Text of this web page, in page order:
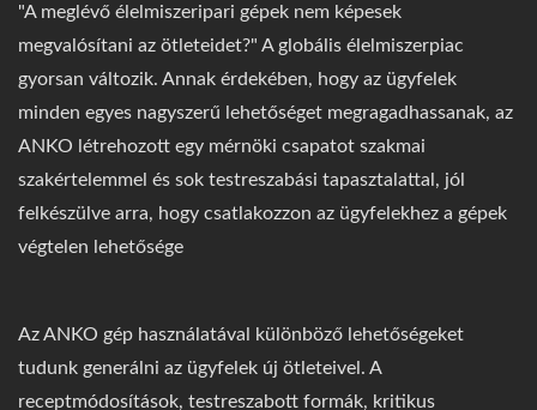
"A meglévő élelmiszeripari gépek nem képesek
megvalósítani az ötleteidet?" A globális élelmiszerpiac
gyorsan változik. Annak érdekében, hogy az ügyfelek
minden egyes nagyszerű lehetőséget megragadhassanak, az
ANKO létrehozott egy mérnöki csapatot szakmai
szakértelemmel és sok testreszabási tapasztalattal, jól
felkészülve arra, hogy csatlakozzon az ügyfelekhez a gépek
végtelen lehetősége
Az ANKO gép használatával különböző lehetőségeket
tudunk generálni az ügyfelek új ötleteivel. A
receptmódosítások, testreszabott formák, kritikus